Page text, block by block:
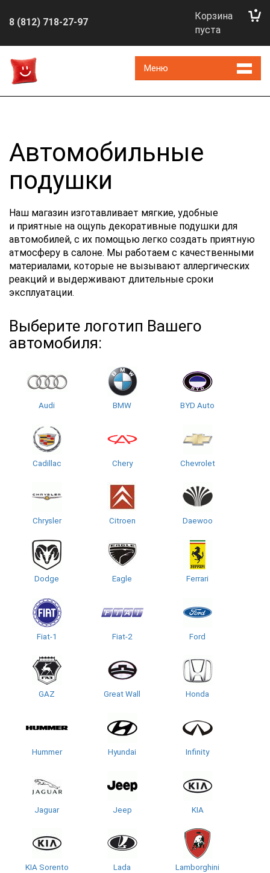
8 (812) 718-27-97
Корзина
пуста
Меню
Автомобильные
подушки
Наш магазин изготавливает мягкие, удобные
и приятные на ощупь декоративные подушки для
автомобилей, с их помощью легко создать приятную
атмосферу в салоне. Мы работаем с качественными
материалами, которые не вызывают аллергических
реакций и выдерживают длительные сроки
эксплуатации.
Выберите логотип Вашего
автомобиля:
Audi BMW BYD Auto
Cadillac Chery Chevrolet
Chrysler Citroen Daewoo
Dodge Eagle Ferrari
Fiat-1 Fiat-2 Ford
GAZ Great Wall Honda
Hummer Hyundai Infinity
Jaguar Jeep KIA
KIA Sorento Lada Lamborghini